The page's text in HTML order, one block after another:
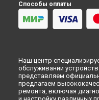
Способы оплаты
Наш центр
обслуживании
представляем
предлагаем
ремонта, включая